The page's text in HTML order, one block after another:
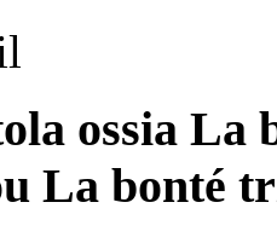
ossia La
La bonté